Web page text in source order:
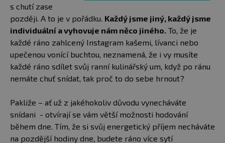
s chutí zase
později. A to je v pořádku. Každý jsme jiný, každý jsme
individuální a vyhovuje nám něco jiného. To, že je
každé ráno zahlcený Instagram kašemi, lívanci nebo
upečenou vonící buchtou, neznamená, že i vy musíte
každé ráno sdílet svůj ranní kulinářský um, když po ránu
nemáte chuť snídat, tak proč to do sebe hrnout?
Pakliže – ať už z jakéhokoliv důvodu vynecháváte
snídani - otvírají se vám větší možnosti hodování
během dne. Tím, že si svůj energetický příjem necháváte
na pozdější hodiny dne, budete ráno více sytí